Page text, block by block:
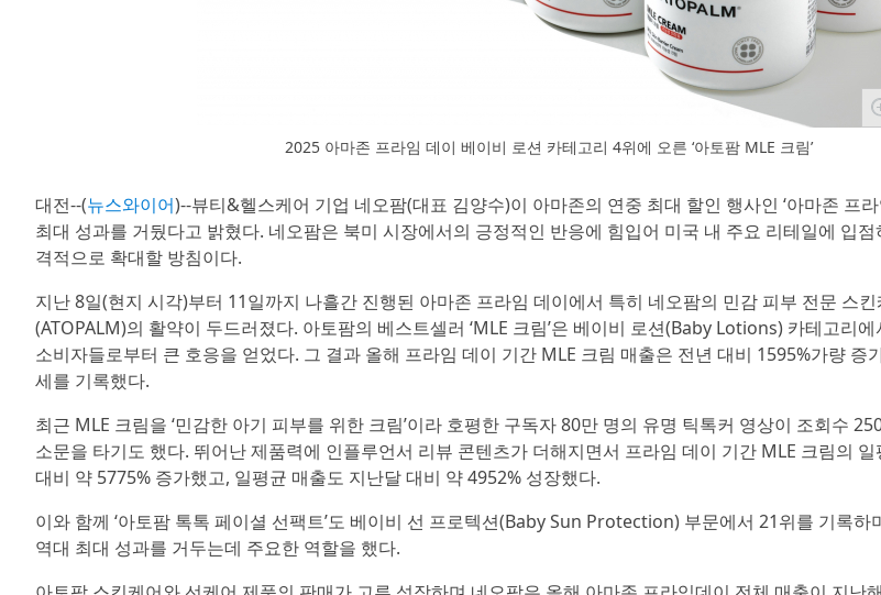
2025 아마존 프라임 데이 베이비 로션 카테고리 4위에 오른 ‘아토팜 MLE 크림’
대전--(뉴스와이어)--뷰티&헬스케어 기업 네오팜(대표 김양수)이 아마존의 연중 최대 할인 행사인 ‘아마존 프
최대 성과를 거뒀다고 밝혔다. 네오팜은 북미 시장에서의 긍정적인 반응에 힘입어 미국 내 주요 리테일에 입
격적으로 확대할 방침이다.
지난 8일(현지 시각)부터 11일까지 나흘간 진행된 아마존 프라임 데이에서 특히 네오팜의 민감 피부 전문 스
(ATOPALM)의 활약이 두드러졌다. 아토팜의 베스트셀러 ‘MLE 크림’은 베이비 로션(Baby Lotions) 카테고리
소비자들로부터 큰 호응을 얻었다. 그 결과 올해 프라임 데이 기간 MLE 크림 매출은 전년 대비 1595%가량 증
세를 기록했다.
최근 MLE 크림을 ‘민감한 아기 피부를 위한 크림’이라 호평한 구독자 80만 명의 유명 틱톡커 영상이 조회수
소문을 타기도 했다. 뛰어난 제품력에 인플루언서 리뷰 콘텐츠가 더해지면서 프라임 데이 기간 MLE 크림의
대비 약 5775% 증가했고, 일평균 매출도 지난달 대비 약 4952% 성장했다.
이와 함께 ‘아토팜 톡톡 페이셜 선팩트’도 베이비 선 프로텍션(Baby Sun Protection) 부문에서 21위를 기록하
역대 최대 성과를 거두는데 주요한 역할을 했다.